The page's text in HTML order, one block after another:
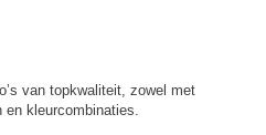
van topkwaliteit, zowel met
kleurcombinaties.